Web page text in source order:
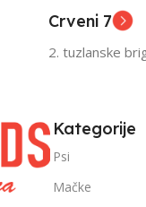
FILTRIRAJ PO TEŽINI
Crveni 7
2. tuzlanske
Kategorije
Psi
Mačke